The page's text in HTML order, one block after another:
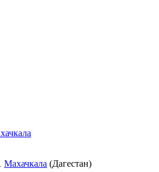
Махачкала (Дагестан)